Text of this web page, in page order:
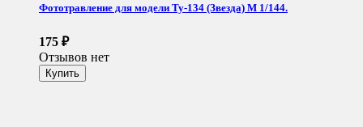
Фототравление для модели Ту-134 (Звезда) М 1/144.
175 ₽
Отзывов нет